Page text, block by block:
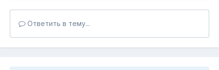
Ответить в тему...